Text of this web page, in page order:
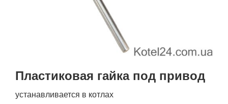
Пластиковая гайка под привод
устанавливается в котлах